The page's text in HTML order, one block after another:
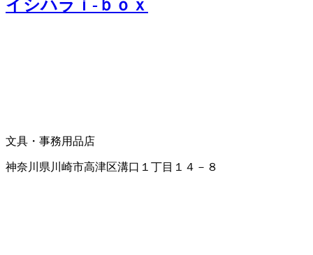
イシハラｉ‐ｂｏｘ
文具・事務用品店
神奈川県川崎市高津区溝口１丁目１４－８